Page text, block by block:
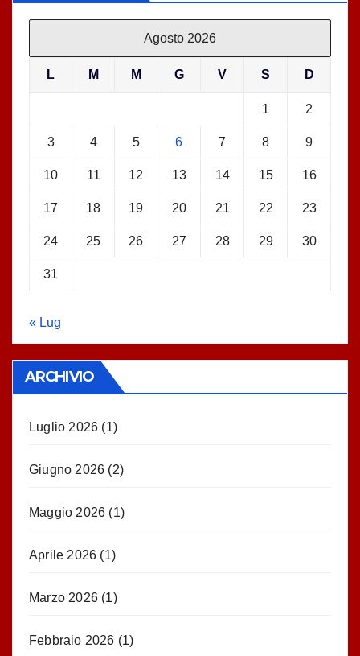
Agosto 2026
L M M G V S D
1 2
3 4 5 6 7 8 9
10 11 12 13 14 15 16
17 18 19 20 21 22 23
24 25 26 27 28 29 30
31
« Lug
ARCHIVIO
Luglio 2026 (1)
Giugno 2026 (2)
Maggio 2026 (1)
Aprile 2026 (1)
Marzo 2026 (1)
Febbraio 2026 (1)